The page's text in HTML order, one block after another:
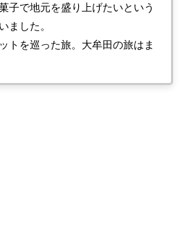
子で地元を盛り上げたいという
ました。
トを巡った旅。大牟田の旅はま